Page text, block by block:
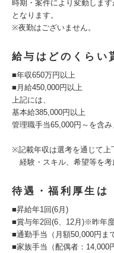
時期・案件により変動しま
となります。
※夜勤はございません。
給与はどのくらい
■年収650万円以上
■月給450,000円以上
上記には、
基本給385,000円以上
管理職手当65,000円～を含み
※記載年収は選考を通じて上
経験・スキル、希望等を考
待遇・福利厚生は
■昇給年1回(6月)
■賞与年2回(6、12月)※昨年
■通勤手当（月額50,000円
■家族手当（配偶者：14,000